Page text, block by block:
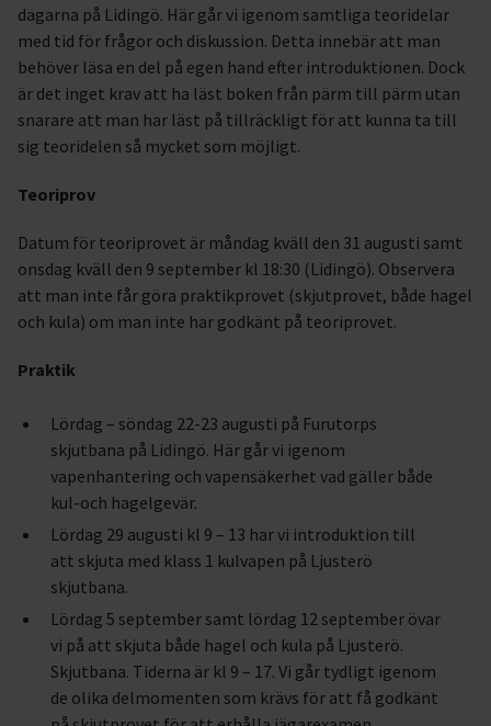
dagarna på Lidingö. Här går vi igenom samtliga teoridelar
med tid för frågor och diskussion. Detta innebär att man
behöver läsa en del på egen hand efter introduktionen. Dock
är det inget krav att ha läst boken från pärm till pärm utan
snarare att man har läst på tillräckligt för att kunna ta till
sig teoridelen så mycket som möjligt.
Teoriprov
Datum för teoriprovet är måndag kväll den 31 augusti samt
onsdag kväll den 9 september kl 18:30 (Lidingö). Observera
att man inte får göra praktikprovet (skjutprovet, både hagel
och kula) om man inte har godkänt på teoriprovet.
Praktik
Lördag – söndag 22-23 augusti på Furutorps
skjutbana på Lidingö. Här går vi igenom
vapenhantering och vapensäkerhet vad gäller både
kul-och hagelgevär.
Lördag 29 augusti kl 9 – 13 har vi introduktion till
att skjuta med klass 1 kulvapen på Ljusterö
skjutbana.
Lördag 5 september samt lördag 12 september övar
vi på att skjuta både hagel och kula på Ljusterö.
Skjutbana. Tiderna är kl 9 – 17. Vi går tydligt igenom
de olika delmomenten som krävs för att få godkänt